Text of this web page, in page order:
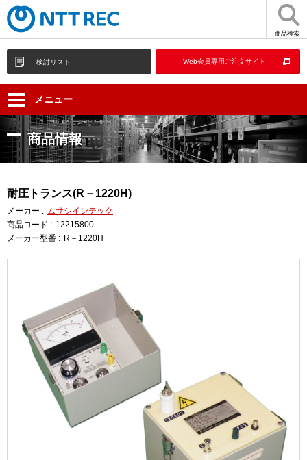
商品検索
検討リスト Web会員専用ご注文サイト
メニュー
商品情報
耐圧トランス(R－1220H)
メーカー : ムサシインテック
商品コード : 12215800
メーカー型番 : R－1220H